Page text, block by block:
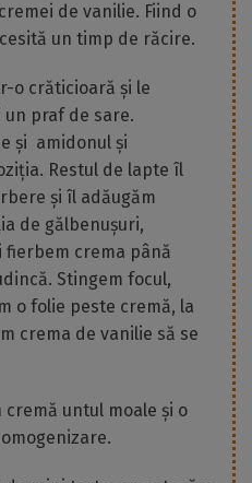
de vanilie. Fiind o
un timp de răcire.
o crăticioară și le
un praf de sare.
și amidonul și
Restul de lapte îl
și îl adăugăm
de gălbenușuri,
fierbem crema până
Stingem focul,
o folie peste cremă, la
crema de vanilie să se
untul moale și o